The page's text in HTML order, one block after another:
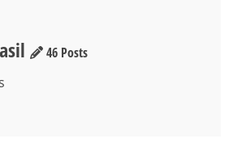
46 Posts